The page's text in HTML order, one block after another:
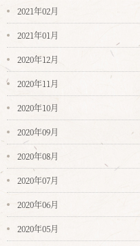
2021年02月
2021年01月
2020年12月
2020年11月
2020年10月
2020年09月
2020年08月
2020年07月
2020年06月
2020年05月